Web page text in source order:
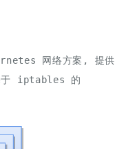
网络方案, 提供
于 iptables 的